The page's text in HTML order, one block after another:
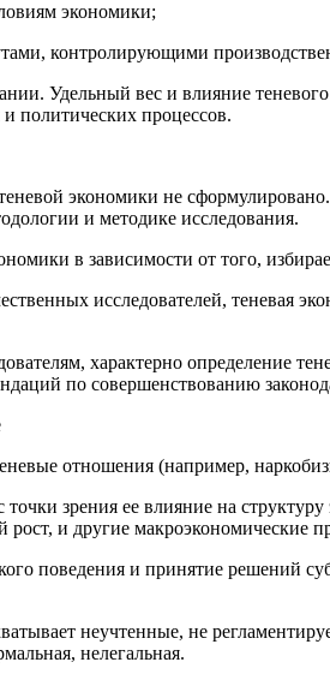
экономики;
контролирующими
Удельный вес и влияние
политических процессов.
экономики не
и методике исследования.
в зависимости от того,
исследователей, теневая
характерно определение
по совершенствованию
отношения (например,
зрения ее влияние на
рост, и другие макроэкономические
поведения и принятие решений
неучтенные, не
нелегальная.